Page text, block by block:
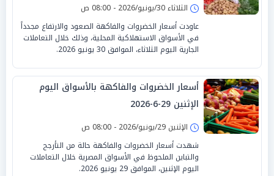
الثلاثاء 30/يونيو/2026 - 08:00 ص
عاودت أسعار الخضروات والفاكهة الصعود والارتفاع مجدداً
في الأسواق الاستهلاكية المحلية، وذلك خلال التعاملات
الجارية اليوم الثلاثاء، الموافق 30 يونيو 2026.
أسعار الخضروات والفاكهة بالأسواق اليوم
الإثنين 29-6-2026
الإثنين 29/يونيو/2026 - 08:00 ص
شهدت أسعار الخضروات والفاكهة حالة من التأرجح
والتباين الملحوظ في الأسواق المصرية خلال التعاملات
اليوم الإثنين، الموافق 29 يونيو 2026.